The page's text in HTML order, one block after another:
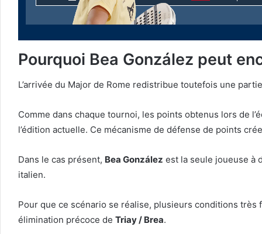
Pourquoi Bea González peut
L’arrivée du Major de Rome redistribue toutefois une
Comme dans chaque tournoi, les points obtenus lors de
l’édition actuelle. Ce mécanisme de défense de points
Dans le cas présent, Bea González est la seule joueuse à
italien.
Pour que ce scénario se réalise, plusieurs conditions
élimination précoce de Triay / Brea.